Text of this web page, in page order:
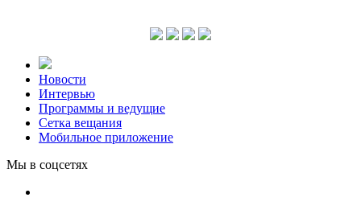
Новости
Интервью
Программы и ведущие
Сетка вещания
Мобильное приложение
Мы в соцсетях